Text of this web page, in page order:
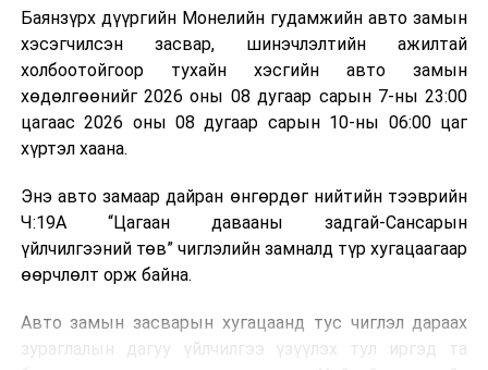
болон дулааны эрчим хүч үйлдвэрлэхэд ашиглаж
болдог. Зарим технологийн хувьд шаталтын дараа
үлдэх үнснээс фосфор зэрэг ашигт эрдсийг сэргээн
авах боломжтой аж.
Япон, Герман, Швейцар, Нидерланд, Өмнөд Солонгос
зэрэг улс лаг хатаах, шатаах технологийг ашиглаж
байна. Тухайлбал, Германд лаг шатаах үйлдвэрээс
гарсан үнснээс фосфор сэргээн авах технологи
ашигладаг бол Нидерландад төвлөрсөн лаг
боловсруулах үйлдвэрүүдээр дулаан, цахилгаан
Ийнхүү лаг хатаах, шатаах технологийг лагийн
Баянзүрх дүүргийн Монелийн гудамжийн авто замын
хэсэгчилсэн засвар, шинэчлэлтийн ажилтай
холбоотойгоор тухайн хэсгийн авто замын
хөдөлгөөнийг 2026 оны 08 дугаар сарын 7-ны 23:00
цагаас 2026 оны 08 дугаар сарын 10-ны 06:00 цаг
хүртэл хаана.
Энэ авто замаар дайран өнгөрдөг нийтийн тээврийн
Ч:19А “Цагаан давааны задгай-Сансарын
үйлчилгээний төв” чиглэлийн замналд түр хугацаагаар
өөрчлөлт орж байна.
Авто замын засварын хугацаанд тус чиглэл дараах
зураглалын дагуу үйлчилгээ үзүүлэх тул иргэд та